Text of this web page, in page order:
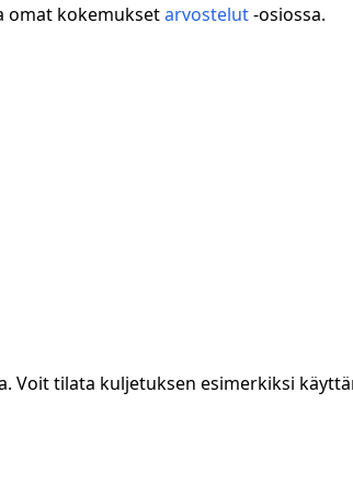
omat kokemuksetarvostelut-osiossa.
Voit tilata kuljetuksen esimerkiksi